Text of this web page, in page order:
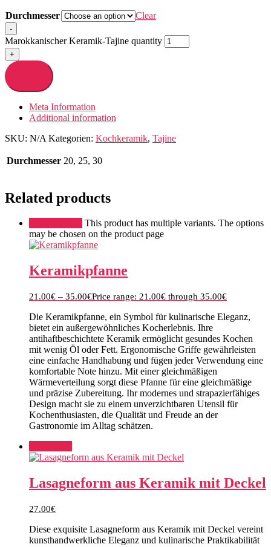
Durchmesser Clear
-
Marokkanischer Keramik-Tajine quantity
+
Meta Information
Additional information
SKU: N/A Kategorien: Kochkeramik, Tajine
Durchmesser 20, 25, 30
Related products
This product has multiple variants. The options
may be chosen on the product page
Keramikpfanne
21.00€ – 35.00€Price range: 21.00€ through 35.00€
Die Keramikpfanne, ein Symbol für kulinarische Eleganz,
bietet ein außergewöhnliches Kocherlebnis. Ihre
antihaftbeschichtete Keramik ermöglicht gesundes Kochen
mit wenig Öl oder Fett. Ergonomische Griffe gewährleisten
eine einfache Handhabung und fügen jeder Verwendung eine
komfortable Note hinzu. Mit einer gleichmäßigen
Wärmeverteilung sorgt diese Pfanne für eine gleichmäßige
und präzise Zubereitung. Ihr modernes und strapazierfähiges
Design macht sie zu einem unverzichtbaren Utensil für
Kochenthusiasten, die Qualität und Freude an der
Gastronomie im Alltag schätzen.
Lasagneform aus Keramik mit Deckel
27.00€
Diese exquisite Lasagneform aus Keramik mit Deckel vereint
kunsthandwerkliche Eleganz und kulinarische Praktikabilität